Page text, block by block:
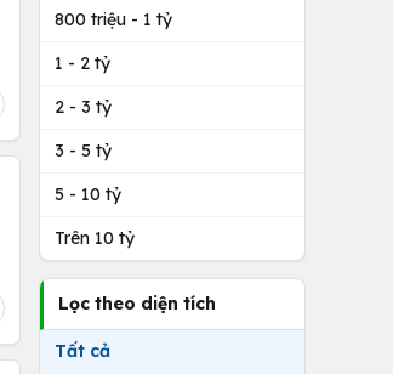
800 triệu - 1 tỷ
1 - 2 tỷ
2 - 3 tỷ
3 - 5 tỷ
5 - 10 tỷ
Trên 10 tỷ
Lọc theo diện tích
Tất cả